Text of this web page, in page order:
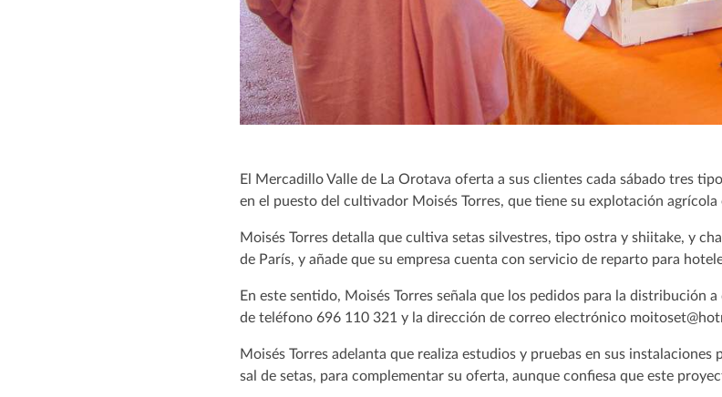
El Mercadillo Valle de La Orotava oferta a sus clientes cada sábado tres
en el puesto del cultivador Moisés Torres, que tiene su explotación
Moisés Torres detalla que cultiva setas silvestres, tipo ostra y shiitake, y
de París, y añade que su empresa cuenta con servicio de reparto para
En este sentido, Moisés Torres señala que los pedidos para la distribución
de teléfono 696 110 321 y la dirección de correo electrónico
Moisés Torres adelanta que realiza estudios y pruebas en sus
sal de setas, para complementar su oferta, aunque confiesa que este